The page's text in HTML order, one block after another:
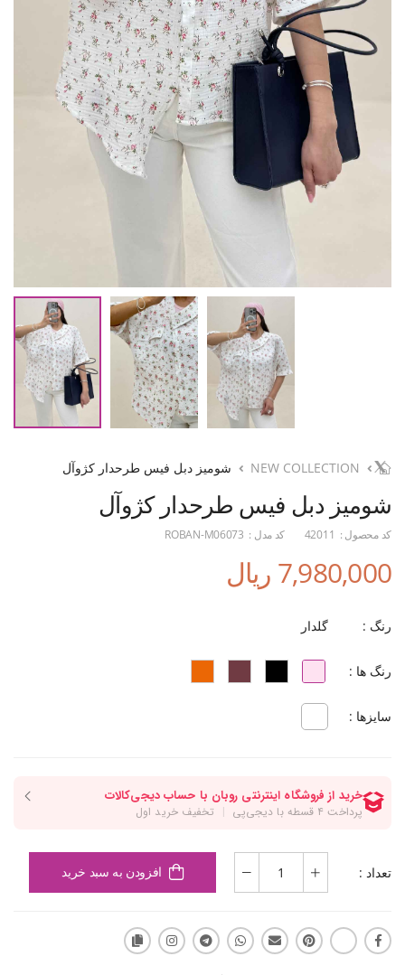
NEW COLLECTION شومیز دبل فیس طرحدار کژوآل
شومیز دبل فیس طرحدار کژوآل
کد محصول : 42011 کد مدل : ROBAN-M06073
7,980,000 ریال
رنگ : گلدار
رنگ ها :
سایزها :
تعداد : افزودن به سبد خرید